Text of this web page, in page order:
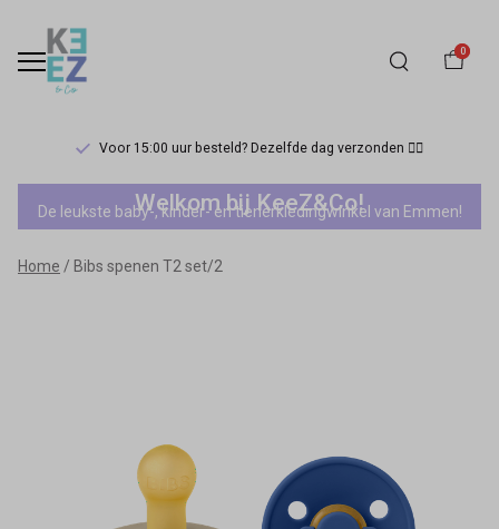
0
Voor 15:00 uur besteld? Dezelfde dag verzonden 🏃‍♀️
Bibs
spenen
T2
Keez&Co
Welkom bij KeeZ&Co!
De leukste baby-, kinder- en tienerkledingwinkel van Emmen!
Home Bibs spenen T2 set/2